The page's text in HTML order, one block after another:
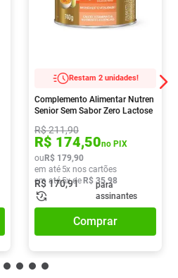
Restam 2 unidades!
Complemento Alimentar Nutren
Senior Sem Sabor Zero Lactose
R$211,90
R$ 174,50no PIX
ou R$ 179,90
em até 5x nos cartões
em até5x de R$ 35,98
R$170,91
para
assinantes
Comprar